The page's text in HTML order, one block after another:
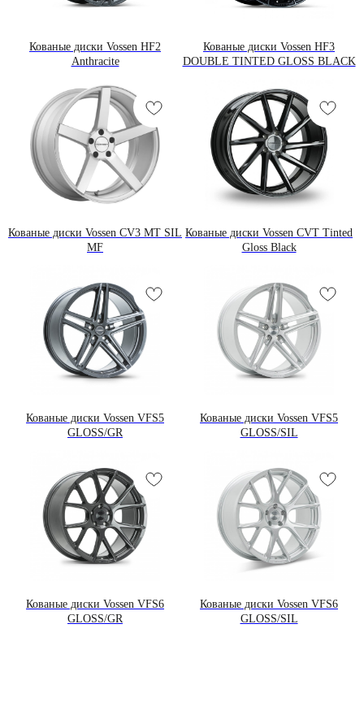
Кованые диски Vossen HF2
Anthracite
Кованые диски Vossen HF3
DOUBLE TINTED GLOSS BLACK
Кованые диски Vossen CV3 MT SIL
MF
Кованые диски Vossen CVT Tinted
Gloss Black
Кованые диски Vossen VFS5
GLOSS/GR
Кованые диски Vossen VFS5
GLOSS/SIL
Кованые диски Vossen VFS6
GLOSS/GR
Кованые диски Vossen VFS6
GLOSS/SIL
Листайте вправо
БОЛЬШОЙ ВЫБОР ДИСКОВ
САМЫХ ПОПУЛЯРНЫХ БРЕНДОВ
ПЕРЕЙТИ В КАТАЛОГ
ИНФОРМАЦИЯ ДЛЯ КЛИЕНТА
ГАРАНТИЯ
ГАЛЕРЕЯ КЛИЕНТОВ